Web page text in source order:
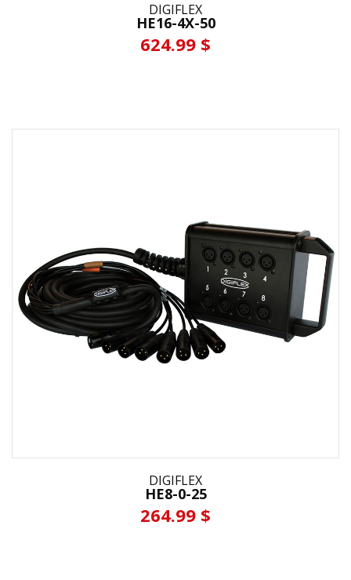
DIGIFLEX
HE16-4X-50
624.99 $
DIGIFLEX
HE8-0-25
264.99 $